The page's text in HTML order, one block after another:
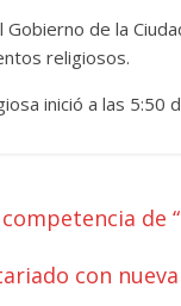
de la
religiosos.
inició a las 5:50
de
con